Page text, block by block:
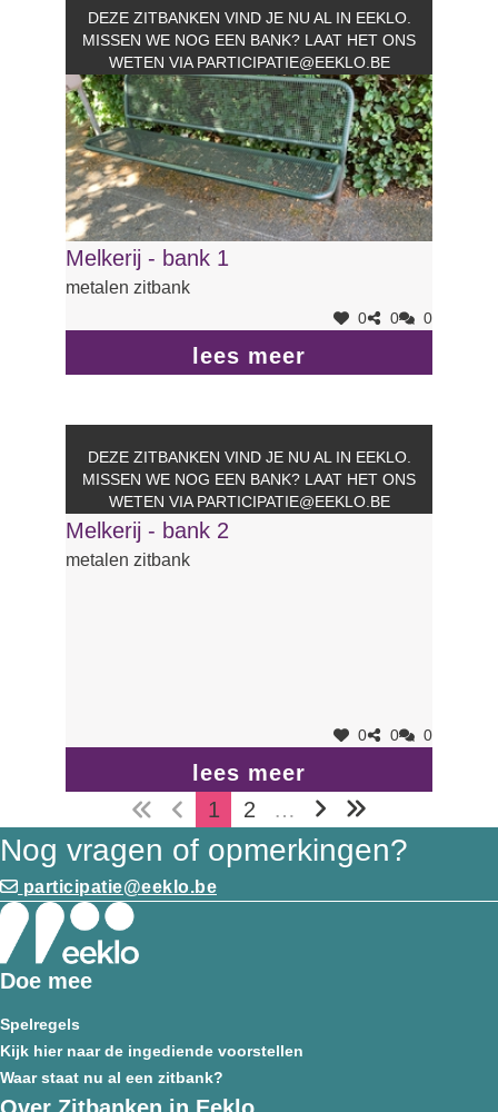
DEZE ZITBANKEN VIND JE NU AL IN EEKLO.
MISSEN WE NOG EEN BANK? LAAT HET ONS
WETEN VIA PARTICIPATIE@EEKLO.BE
Melkerij - bank 1
metalen zitbank
0 0 0
lees meer
DEZE ZITBANKEN VIND JE NU AL IN EEKLO.
MISSEN WE NOG EEN BANK? LAAT HET ONS
WETEN VIA PARTICIPATIE@EEKLO.BE
Melkerij - bank 2
metalen zitbank
0 0 0
lees meer
1
2 …
Nog vragen of opmerkingen?
participatie@eeklo.be
Doe mee
Spelregels
Kijk hier naar de ingediende voorstellen
Waar staat nu al een zitbank?